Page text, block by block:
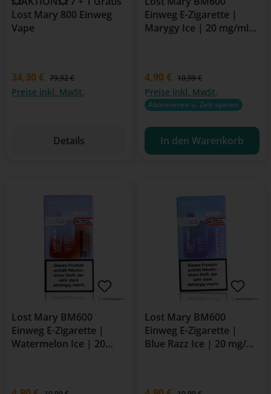
Lost Mary 800 Einweg
Vape
34,30 € 79,92 €
Preise inkl. MwSt.
Details
Einweg E-Zigarette |
Marygy Ice | 20 mg/ml
Verkaufspreis:
4,90 € Regulärer Preis:
10,99 €
Preise inkl. MwSt.
Abonnieren u. Zeit sparen
In den Warenkorb
Lost Mary BM600
Einweg E-Zigarette |
Watermelon Ice | 20
Verkaufspreis:
Lost Mary BM600
Einweg E-Zigarette |
Blue Razz Ice | 20 mg/ml
Verkaufspreis: